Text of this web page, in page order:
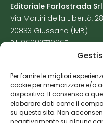
Per fornire le migliori
cookie per memorizzare e/o
dispositivo. Il consenso a
elaborare dati come il
su questo sito. Non
Editoriale Farlastrada Srl
Via Martiri della Libertà, 28
20833 Giussano (MB)
P.I. 06982770965
Cookie Policy
Risorse Aggiuntive